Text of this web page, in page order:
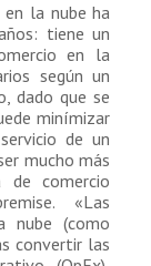
la nube ha
tiene un
en la
según un
dado que se
minímizar
de un
mucho más
comercio
«Las
nube (como
convertir las